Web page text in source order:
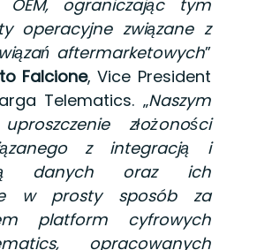
OEM, ograniczając tym
operacyjne związane z
aftermarketowych”
Falcione, Vice President
Telematics. „Naszym
złożoności
z integracją i
danych oraz ich
w prosty sposób za
platform cyfrowych
opracowanych